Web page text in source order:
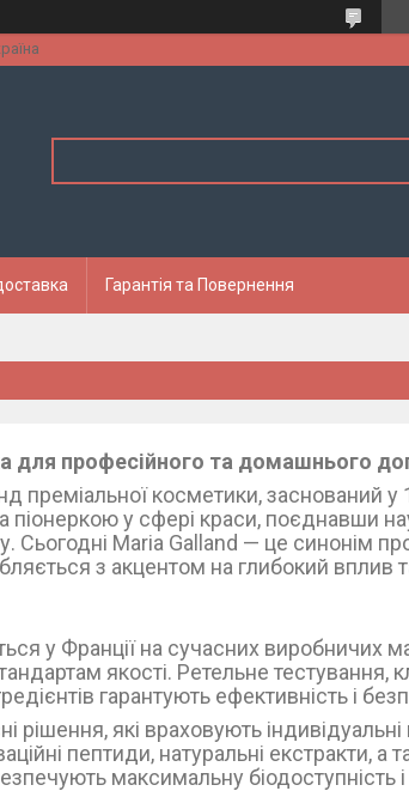
Гарантія та Повернення
для професійного та домашнього
преміальної косметики, заснований у
у сфері краси, поєднавши
Сьогодні Maria Galland — це синонім
з акцентом на глибокий вплив
у Франції на сучасних виробничих
якості. Ретельне тестування,
гарантують ефективність і
рішення, які враховують
пептиди, натуральні екстракти, а
максимальну біодоступність